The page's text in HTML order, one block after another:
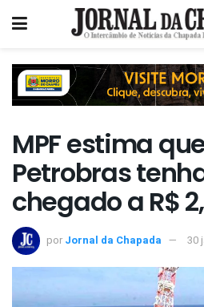
MPF estima
Petrobras
chegado a R$
por Jornal da Chapada 30